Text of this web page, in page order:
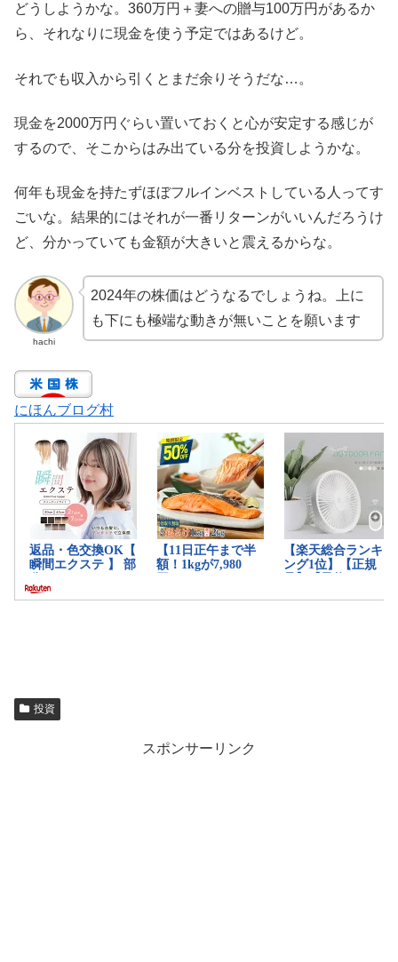
どうしようかな。360万円＋妻への贈与100万円があるか
ら、それなりに現金を使う予定ではあるけど。
それでも収入から引くとまだ余りそうだな…。
現金を2000万円ぐらい置いておくと心が安定する感じが
するので、そこからはみ出ている分を投資しようかな。
何年も現金を持たずほぼフルインベストしている人ってす
ごいな。結果的にはそれが一番リターンがいいんだろうけ
ど、分かっていても金額が大きいと震えるからな。
hachi
2024年の株価はどうなるでしょうね。上に
も下にも極端な動きが無いことを願います
にほんブログ村
投資
スポンサーリンク